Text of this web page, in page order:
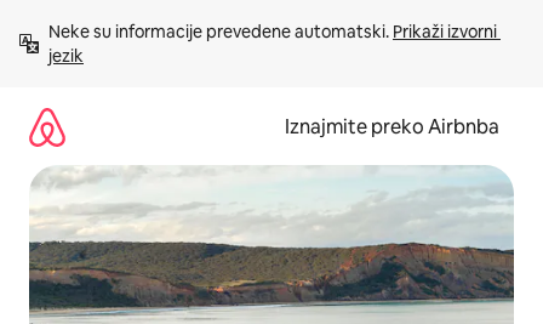
sadržaj
Neke su informacije prevedene automatski. Prikaži izvorni
jezik
Iznajmite preko Airbnba